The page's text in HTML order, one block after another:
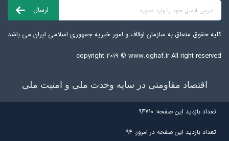
کلیه حقوق متعلق به سازمان اوقاف و امور خیریه جمهوری اسلامی ایران می باشد
copyright ۲۰۱۹ © www.oghaf.irAll right reserved
اقتصاد مقاومتی در سایه وحدت ملی و امنیت ملی
تعداد بازديد اين صفحه: 94710
تعداد بازديد اين صفحه در امروز: 94